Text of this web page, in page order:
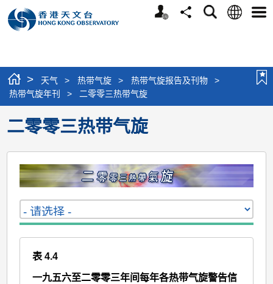
个
分
搜
语
选
> 天气 > 热带气旋 > 热带气旋报告及刊物
>
热带气旋年刊
> 二零零三热带气旋
二零零三热带气旋
表 4.4
一九五六至二零零三年间每年各热带气旋警告信